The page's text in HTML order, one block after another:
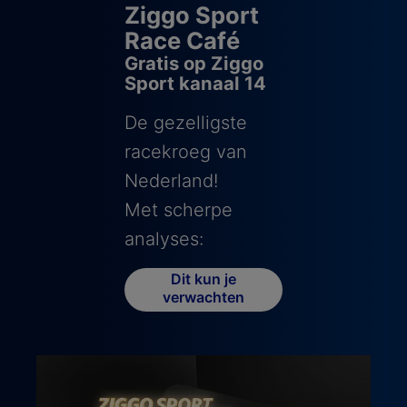
Ziggo Sport
Race Café
Gratis op Ziggo
Sport kanaal 14
De gezelligste
racekroeg van
Nederland!
Met scherpe
analyses:
Dit kun je
verwachten